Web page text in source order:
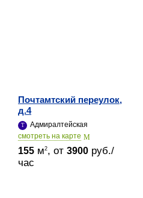
Почтамтский переулок,
д.4
Адмиралтейская
cмотреть на карте
155 м2, от 3900 руб./
час